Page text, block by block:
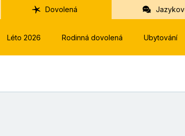
Dovolená
Léto 2026 Rodinná dovolená Ubytování